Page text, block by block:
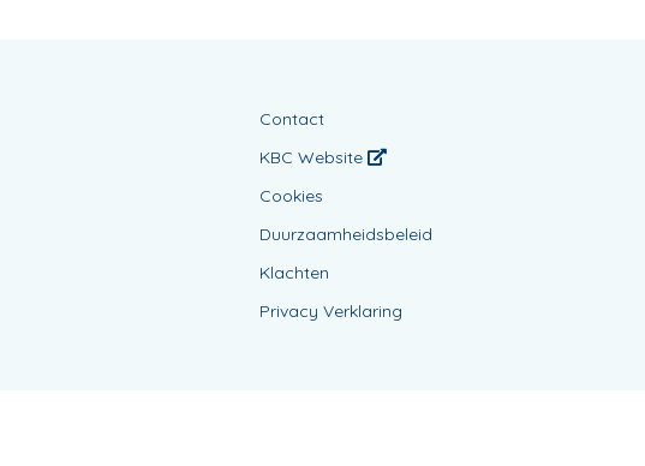
Contact
KBC Website
Cookies
Duurzaamheidsbeleid
Klachten
Privacy Verklaring